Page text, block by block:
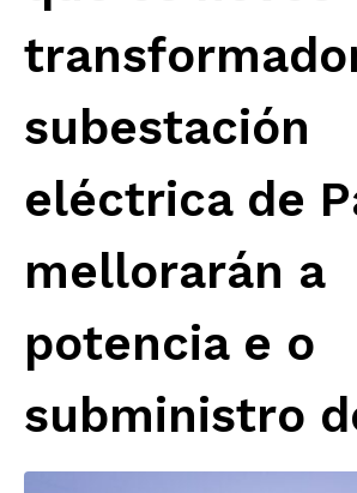
subestación
eléctrica de
mellorarán a
potencia e o
subministro